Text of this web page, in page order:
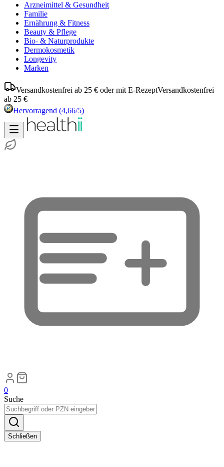
Arzneimittel & Gesundheit
Familie
Ernährung & Fitness
Beauty & Pflege
Bio- & Naturprodukte
Dermokosmetik
Longevity
Marken
Versandkostenfrei ab 25 € oder mit E-RezeptVersandkostenfrei
ab 25 €
Hervorragend (4,66/5)
0
Suche
Schließen